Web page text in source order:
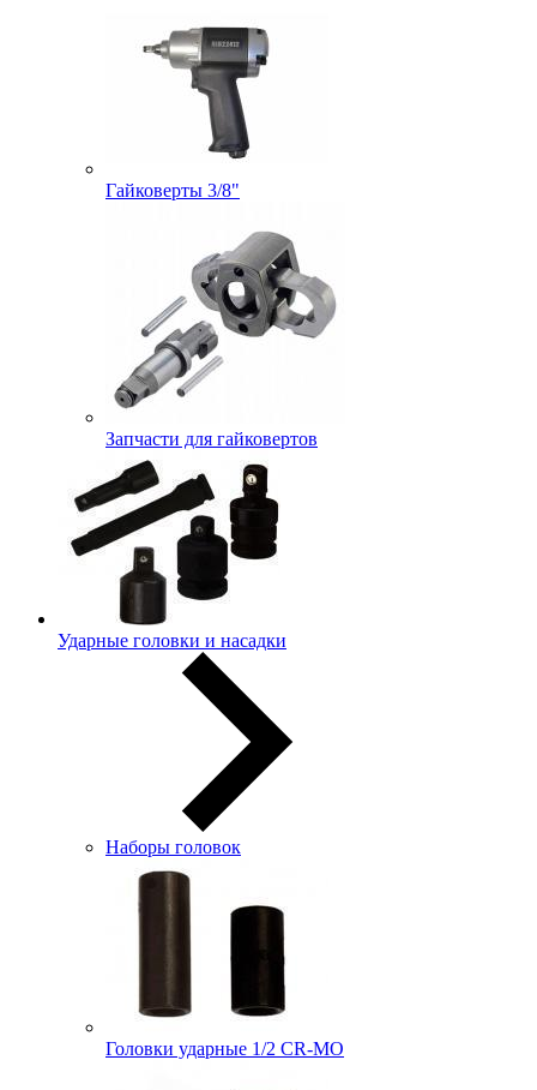
Гайковерты 3/8"
Запчасти для гайковертов
Ударные головки и насадки
Наборы головок
Головки ударные 1/2 CR-MO